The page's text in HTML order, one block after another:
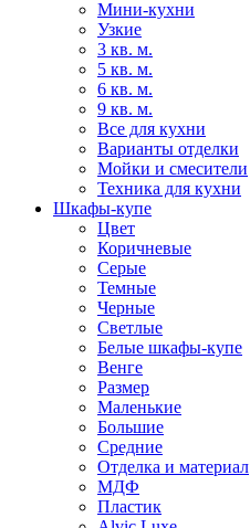
Мини-кухни
Узкие
3 кв. м.
5 кв. м.
6 кв. м.
9 кв. м.
Все для кухни
Варианты отделки
Мойки и смесители
Техника для кухни
Шкафы-купе
Цвет
Коричневые
Серые
Темные
Черные
Светлые
Белые шкафы-купе
Венге
Размер
Маленькие
Большие
Средние
Отделка и материал
МДФ
Пластик